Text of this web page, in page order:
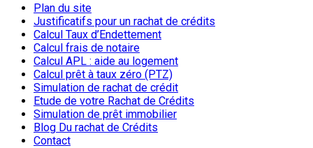
Plan du site
Justificatifs pour un rachat de crédits
Calcul Taux d’Endettement
Calcul frais de notaire
Calcul APL : aide au logement
Calcul prêt à taux zéro (PTZ)
Simulation de rachat de crédit
Etude de votre Rachat de Crédits
Simulation de prêt immobilier
Blog Du rachat de Crédits
Contact